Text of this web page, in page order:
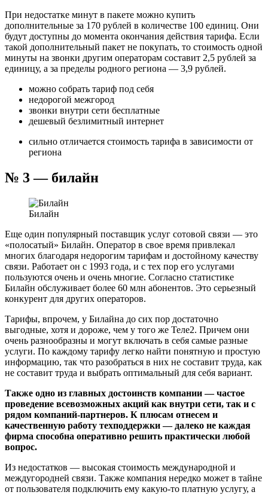
При недостатке минут в пакете можно купить
дополнительные за 170 рублей в количестве 100 единиц. Они
будут доступны до момента окончания действия тарифа. Если
такой дополнительный пакет не покупать, то стоимость одной
минуты на звонки другим операторам составит 2,5 рублей за
единицу, а за пределы родного региона — 3,9 рублей.
можно собрать тариф под себя
недорогой межгород
звонки внутри сети бесплатные
дешевый безлимитный интернет
сильно отличается стоимость тарифа в зависимости от
региона
№ 3 — билайн
Билайн
Еще один популярный поставщик услуг сотовой связи — это
«полосатый» Билайн. Оператор в свое время привлекал
многих благодаря недорогим тарифам и достойному качеству
связи. Работает он с 1993 года, и с тех пор его услугами
пользуются очень и очень многие. Согласно статистике
Билайн обслуживает более 60 млн абонентов. Это серьезный
конкурент для других операторов.
Тарифы, впрочем, у Билайна до сих пор достаточно
выгодные, хотя и дороже, чем у того же Теле2. Причем они
очень разнообразны и могут включать в себя самые разные
услуги. По каждому тарифу легко найти понятную и простую
информацию, так что разобраться в них не составит труда, как
не составит труда и выбрать оптимальный для себя вариант.
Также одно из главных достоинств компании — частое
проведение всевозможных акций как внутри сети, так и с
рядом компаний-партнеров. К плюсам отнесем и
качественную работу техподдержки — далеко не каждая
фирма способна оперативно решить практически любой
вопрос.
Из недостатков — высокая стоимость международной и
междугородней связи. Также компания нередко может в тайне
от пользователя подключить ему какую-то платную услугу, а